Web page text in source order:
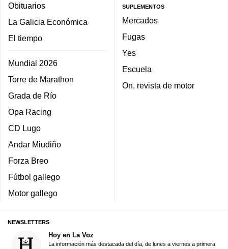
Obituarios
La Galicia Económica
El tiempo
Mundial 2026
Torre de Marathon
Grada de Río
Opa Racing
CD Lugo
Andar Miudiño
Forza Breo
Fútbol gallego
Motor gallego
SUPLEMENTOS
Mercados
Fugas
Yes
Escuela
On, revista de motor
NEWSLETTERS
Hoy en La Voz
La información más destacada del día, de lunes a viernes a primera